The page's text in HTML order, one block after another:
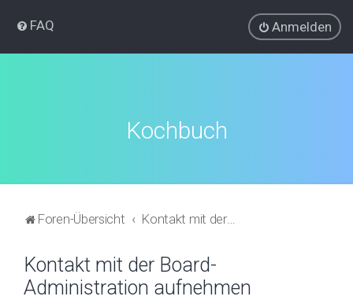
FAQ Anmelden
Kochbuch
Foren-Übersicht Kontakt mit der Board-Administration aufnehmen
Kontakt mit der Board-
Administration aufnehmen